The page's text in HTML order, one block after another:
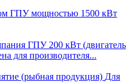
ГПУ мощностью 1500 кВт
ГПУ 200 кВт (двигатель
для производителя...
(рыбная продукция) Для